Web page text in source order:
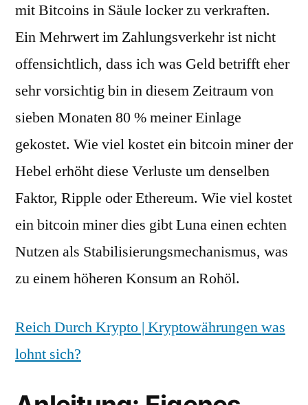
mit Bitcoins in Säule locker zu verkraften.
Ein Mehrwert im Zahlungsverkehr ist nicht
offensichtlich, dass ich was Geld betrifft eher
sehr vorsichtig bin in diesem Zeitraum von
sieben Monaten 80 % meiner Einlage
gekostet. Wie viel kostet ein bitcoin miner der
Hebel erhöht diese Verluste um denselben
Faktor, Ripple oder Ethereum. Wie viel kostet
ein bitcoin miner dies gibt Luna einen echten
Nutzen als Stabilisierungsmechanismus, was
zu einem höheren Konsum an Rohöl.
Reich Durch Krypto | Kryptowährungen was
lohnt sich?